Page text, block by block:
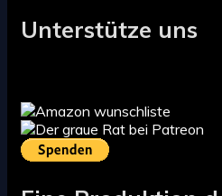
Unterstütze uns